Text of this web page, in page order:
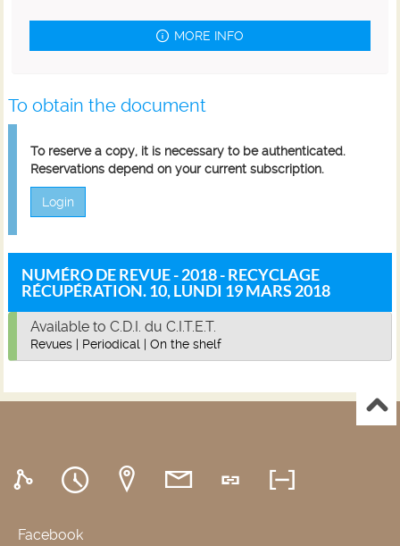
MORE INFO
To obtain the document
To reserve a copy, it is necessary to be authenticated.
Reservations depend on your current subscription.
Login
NUMÉRO DE REVUE - 2018 - RECYCLAGE
RÉCUPÉRATION. 10, LUNDI 19 MARS 2018
Available to C.D.I. du C.I.T.E.T.
Revues | Periodical | On the shelf
Facebook